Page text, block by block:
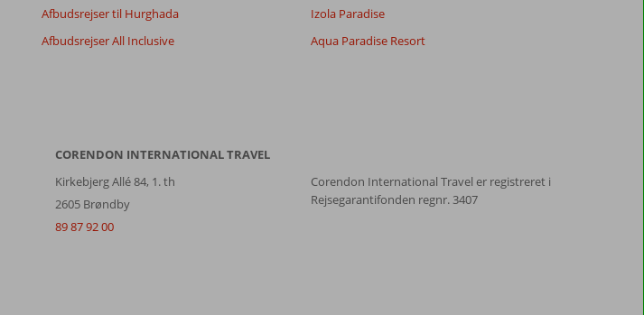
Afbudsrejser til Hurghada
Afbudsrejser All Inclusive
Izola Paradise
Aqua Paradise Resort
CORENDON INTERNATIONAL TRAVEL
Kirkebjerg Allé 84, 1. th
2605 Brøndby
89 87 92 00
Corendon International Travel er registreret i
Rejsegarantifonden regnr. 3407